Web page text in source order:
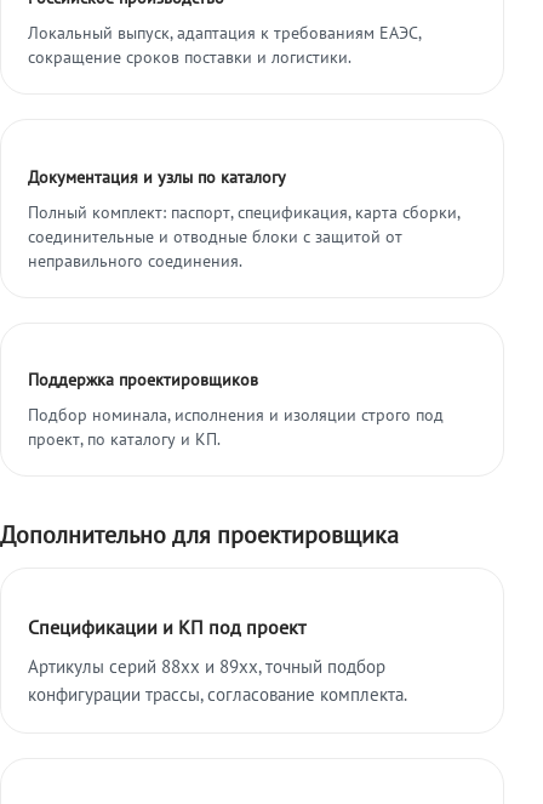
Локальный выпуск, адаптация к требованиям ЕАЭС,
сокращение сроков поставки и логистики.
Документация и узлы по каталогу
Полный комплект: паспорт, спецификация, карта сборки,
соединительные и отводные блоки с защитой от
неправильного соединения.
Поддержка проектировщиков
Подбор номинала, исполнения и изоляции строго под
проект, по каталогу и КП.
Дополнительно для проектировщика
Спецификации и КП под проект
Артикулы серий 88xx и 89xx, точный подбор
конфигурации трассы, согласование комплекта.